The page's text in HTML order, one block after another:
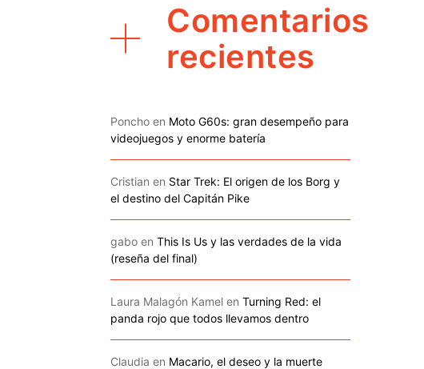
Comentarios
recientes
Poncho en Moto G60s: gran desempeño para
videojuegos y enorme batería
Cristian en Star Trek: El origen de los Borg y
el destino del Capitán Pike
gabo en This Is Us y las verdades de la vida
(reseña del final)
Laura Malagón Kamel en Turning Red: el
panda rojo que todos llevamos dentro
Claudia en Macario, el deseo y la muerte